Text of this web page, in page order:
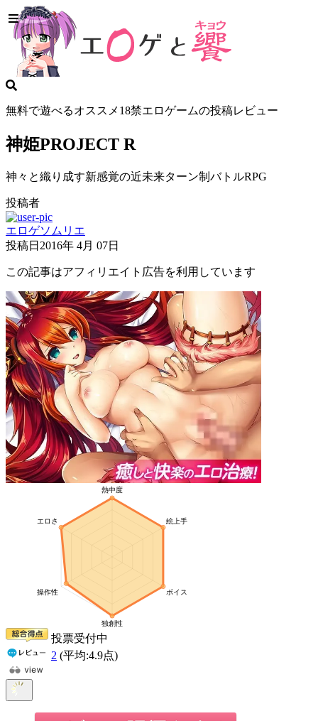
無料で遊べるオススメ18禁エロゲームの投稿レビュー
神姫PROJECT R
神々と織り成す新感覚の近未来ターン制バトルRPG
投稿者
エロゲソムリエ
投稿日 2016年 4月 07日
この記事はアフィリエイト広告を利用しています
投票受付中
2 (平均:4.9点)